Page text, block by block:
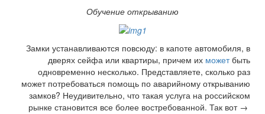
Обучение открыванию
Замки устанавливаются повсюду: в капоте автомобиля, в
дверях сейфа или квартиры, причем их можетбыть
одновременно несколько. Представляете, сколько раз
может потребоваться помощь по аварийному открыванию
замков? Неудивительно, что такая услуга на российском
рынке становится все более востребованной. Так вот →